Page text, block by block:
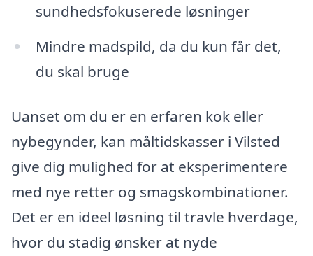
sundhedsfokuserede løsninger
Mindre madspild, da du kun får det,
du skal bruge
Uanset om du er en erfaren kok eller
nybegynder, kan måltidskasser i Vilsted
give dig mulighed for at eksperimentere
med nye retter og smagskombinationer.
Det er en ideel løsning til travle hverdage,
hvor du stadig ønsker at nyde